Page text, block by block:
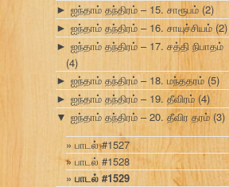
► ஐந்தாம் தந்திரம் – 15. சாரூபம் (2)
► ஐந்தாம் தந்திரம் – 16. சாயுச்சியம் (2)
► ஐந்தாம் தந்திரம் – 17. சத்தி நிபாதம்
(4)
► ஐந்தாம் தந்திரம் – 18. மந்ததரம் (5)
► ஐந்தாம் தந்திரம் – 19. தீவிரம் (4)
▼ ஐந்தாம் தந்திரம் – 20. தீவிர தரம் (3)
பாடல் #1527
பாடல் #1528
பாடல் #1529